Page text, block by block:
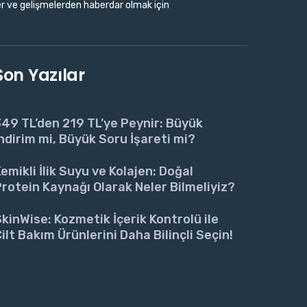
ve gelişmelerden haberdar olmak için
Yazılar
TL’den 219 TL’ye Peynir: Büyük
mi, Büyük Soru İşareti mi?
İlik Suyu ve Kolajen: Doğal
Kaynağı Olarak Neler Bilmeliyiz?
Kozmetik İçerik Kontrolü ile
Bakım Ürünlerini Daha Bilinçli Seçin!